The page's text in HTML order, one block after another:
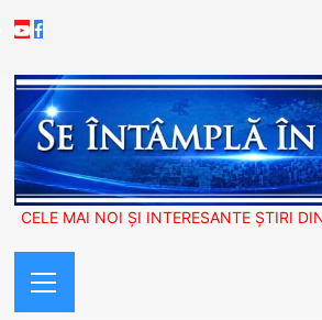
to
Youtube
Facebook
CELE MAI NOI ȘI INTERESANTE ȘTIRI
Menu